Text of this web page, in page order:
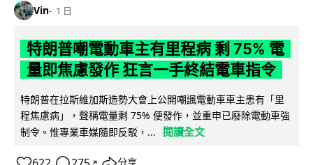
Vin 1 日
特朗普嘲電動車主有里程病 剩 75% 電
量即焦慮發作 狂言一手終結電車指令
特朗普在拉斯維加斯造勢大會上公開嘲諷電動車車主患有「里
程焦慮病」，聲稱電量剩 75% 便發作，並重申已廢除電動車強
制令。惟專業車媒隨即反駁，...
閱讀全文
↗